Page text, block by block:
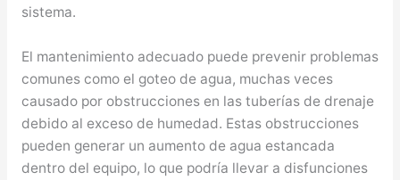
sistema.
El mantenimiento adecuado puede prevenir problemas
comunes como el goteo de agua, muchas veces
causado por obstrucciones en las tuberías de drenaje
debido al exceso de humedad. Estas obstrucciones
pueden generar un aumento de agua estancada
dentro del equipo, lo que podría llevar a disfunciones